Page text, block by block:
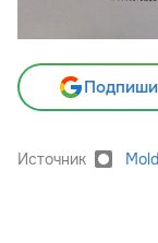
Источник